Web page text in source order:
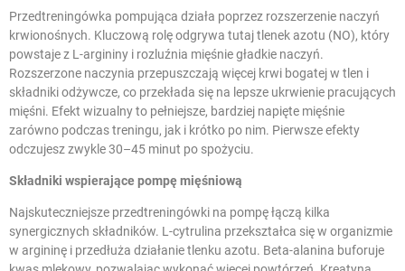
Przedtreningówka pompująca działa poprzez rozszerzenie naczyń
krwionośnych. Kluczową rolę odgrywa tutaj tlenek azotu (NO), który
powstaje z L-argininy i rozluźnia mięśnie gładkie naczyń.
Rozszerzone naczynia przepuszczają więcej krwi bogatej w tlen i
składniki odżywcze, co przekłada się na lepsze ukrwienie pracujących
mięśni. Efekt wizualny to pełniejsze, bardziej napięte mięśnie
zarówno podczas treningu, jak i krótko po nim. Pierwsze efekty
odczujesz zwykle 30–45 minut po spożyciu.
Składniki wspierające pompę mięśniową
Najskuteczniejsze przedtreningówki na pompę łączą kilka
synergicznych składników. L-cytrulina przekształca się w organizmie
w argininę i przedłuża działanie tlenku azotu. Beta-alanina buforuje